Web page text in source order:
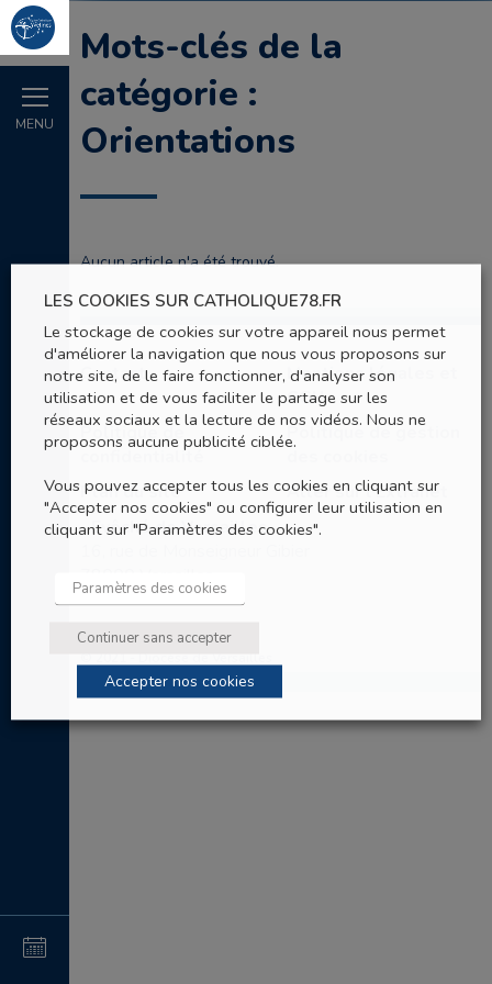
MENU
au
Mots-clés de la
catégorie :
Orientations
Aucun article n'a été trouvé.
Contact
Mentions légales et
CGU
Politique de
confidentialité
Politique de gestion
Plan du site
Aller sur l’Extranet
Evêché de Versailles
78000 Versailles
Tel: 01 30 97 67 60
LES COOKIES SUR CATHOLIQUE78.FR
Le stockage de cookies sur votre appareil nous permet
d'améliorer la navigation que nous vous proposons sur
notre site, de le faire fonctionner, d'analyser son
utilisation et de vous faciliter le partage sur les
réseaux sociaux et la lecture de nos vidéos. Nous ne
proposons aucune publicité ciblée.
Vous pouvez accepter tous les cookies en cliquant sur
"Accepter nos cookies" ou configurer leur utilisation en
cliquant sur "Paramètres des cookies".
Paramètres des cookies
Continuer sans accepter
Accepter nos cookies